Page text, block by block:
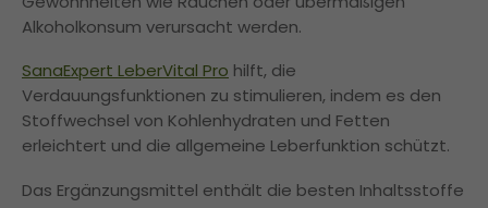
Alkoholkonsum verursacht werden.
SanaExpert LeberVital Pro hilft, die
Verdauungsfunktionen zu stimulieren, indem es den
Stoffwechsel von Kohlenhydraten und Fetten
erleichtert und die allgemeine Leberfunktion schützt.
Das Ergänzungsmittel enthält die besten Inhaltsstoffe